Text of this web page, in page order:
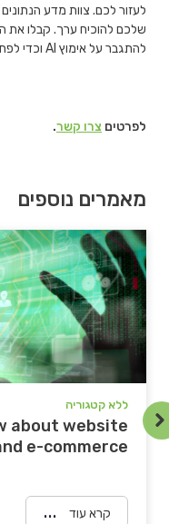
שלכם להוכיח ערך. קבלו את
להתגבר על אימוץ AI וכדי לפתור את האתגרים העסקיים שלכם במהירות.
לפרטים צרו קשר.
מאמרים נוספים
ללא קטגוריה
about website
e-commerce?
קרא עוד